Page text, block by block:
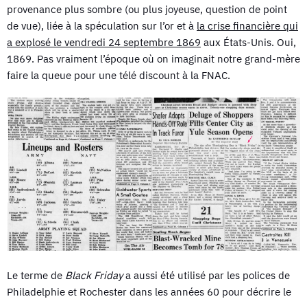
provenance plus sombre (ou plus joyeuse, question de point
de vue), liée à la spéculation sur l’or et à la crise financière qui
a explosé le vendredi 24 septembre 1869 aux États-Unis. Oui,
1869. Pas vraiment l’époque où on imaginait notre grand-mère
faire la queue pour une télé discount à la FNAC.
Le terme de Black Fridaya aussi été utilisé par les polices de
Philadelphie et Rochester dans les années 60 pour décrire le